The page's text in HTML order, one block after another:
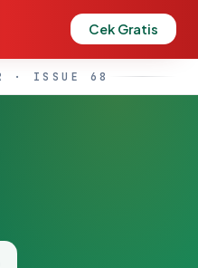
Cek Gratis
· ISSUE 68